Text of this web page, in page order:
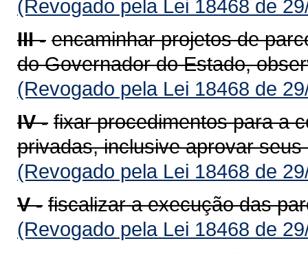
(Revogado pela Lei 18468 de
III - encaminhar projetos de
do Governador do Estado,
(Revogado pela Lei 18468 de
IV - fixar procedimentos para a
privadas, inclusive aprovar
(Revogado pela Lei 18468 de
V - fiscalizar a execução das
(Revogado pela Lei 18468 de